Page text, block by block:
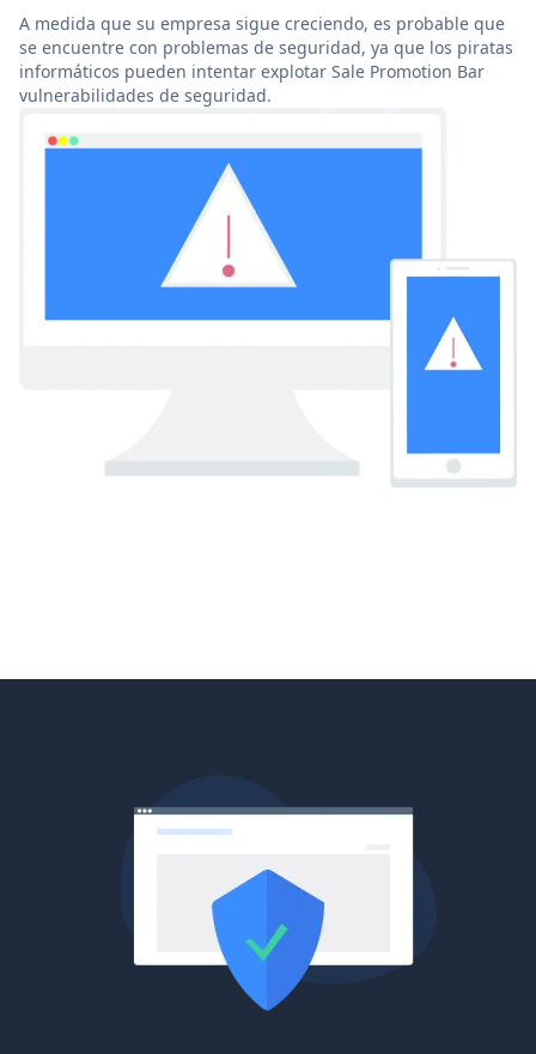
A medida que su empresa sigue creciendo, es probable que
se encuentre con problemas de seguridad, ya que los piratas
informáticos pueden intentar explotar Sale Promotion Bar
vulnerabilidades de seguridad.